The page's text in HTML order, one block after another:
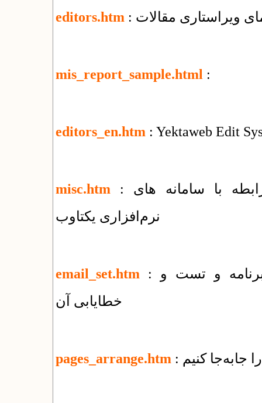
editors.htm ویراستاری مقالات
mis_report_sample.html :
editors_en.htm : Yektaweb Edit
misc.htm : فهرست مقالات و راهنماهای متنوع در رابطه با سامانه های
نرم‌افزاری یکتاوب
email_set.htm : راهنمای روش های ارسال ایمیل توسط برنامه و تست و
خطایابی آن
pages_arrange.htm جابه‌جا کنیم